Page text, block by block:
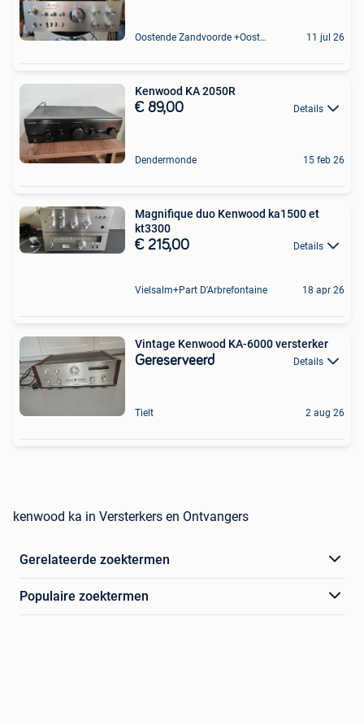
Oostende Zandvoorde +Oostende 11 jul 26
Kenwood KA 2050R
€ 89,00 Details
Dendermonde 15 feb 26
Magnifique duo Kenwood ka1500 et
kt3300
€ 215,00 Details
Vielsalm+Part D'Arbrefontaine 18 apr 26
Vintage Kenwood KA-6000 versterker
Gereserveerd Details
Tielt 2 aug 26
kenwood ka in Versterkers en Ontvangers
Gerelateerde zoektermen
Populaire zoektermen